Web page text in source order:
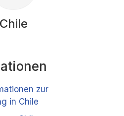
Chile
zur
in Chile